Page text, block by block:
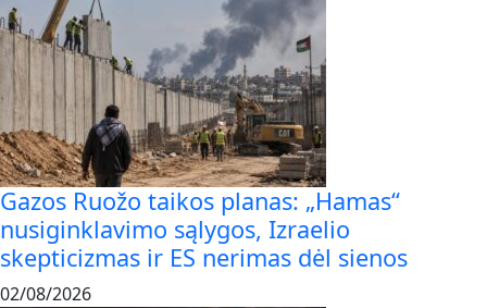
Gazos Ruožo taikos planas: „Hamas“
nusiginklavimo sąlygos, Izraelio
skepticizmas ir ES nerimas dėl sienos
02/08/2026